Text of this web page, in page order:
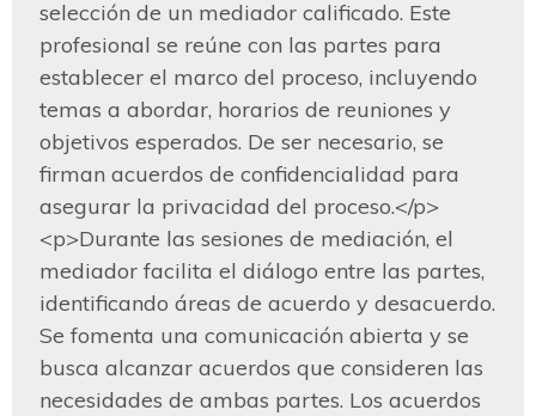
selección de un mediador calificado. Este
profesional se reúne con las partes para
establecer el marco del proceso, incluyendo
temas a abordar, horarios de reuniones y
objetivos esperados. De ser necesario, se
firman acuerdos de confidencialidad para
asegurar la privacidad del proceso.</p>
<p>Durante las sesiones de mediación, el
mediador facilita el diálogo entre las partes,
identificando áreas de acuerdo y desacuerdo.
Se fomenta una comunicación abierta y se
busca alcanzar acuerdos que consideren las
necesidades de ambas partes. Los acuerdos